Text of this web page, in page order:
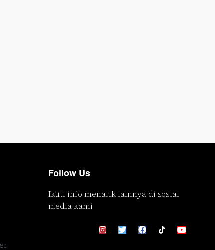
Follow Us
Ikuti info menarik lainnya di sosial
media kami